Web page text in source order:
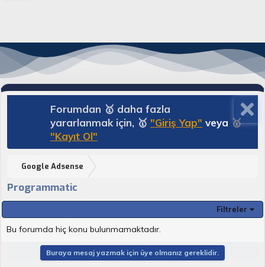
Forumdan 🥇 daha fazla
yararlanmak için, 🥇 "Giriş Yap" veya 🥇
"Kayıt Ol"
Google Adsense
Programmatic
Filtreler
Bu forumda hiç konu bulunmamaktadır.
Buraya mesaj yazmak için üye olmanız gereklidir.